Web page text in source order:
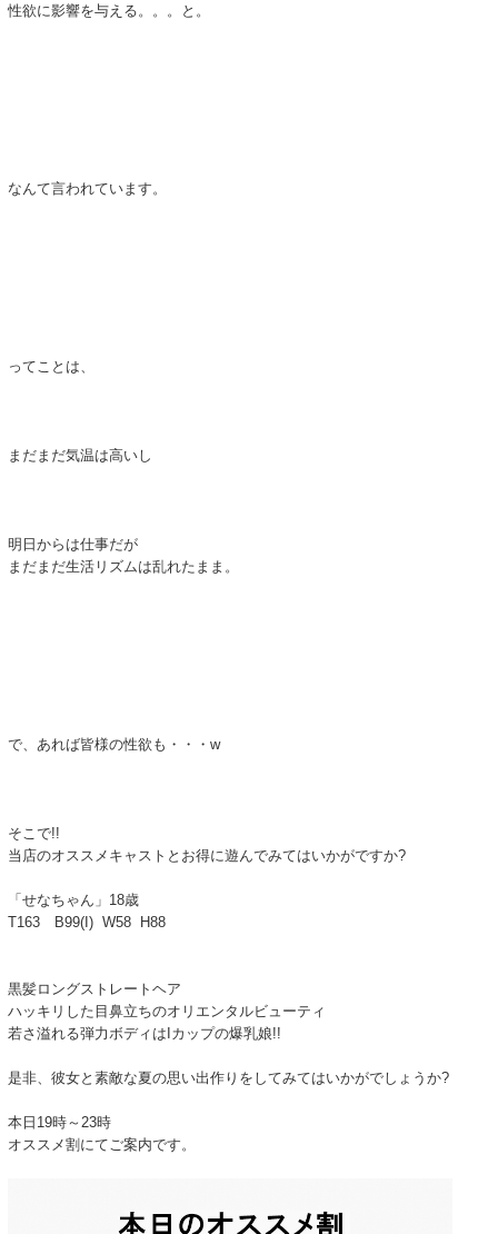
性欲に影響を与える。。。と。
なんて言われています。
ってことは、
まだまだ気温は高いし
明日からは仕事だが
まだまだ生活リズムは乱れたまま。
で、あれば皆様の性欲も・・・w
そこで!!
当店のオススメキャストとお得に遊んでみてはいかがですか?
「せなちゃん」18歳
T163 B99(I) W58 H88
黒髪ロングストレートヘア
ハッキリした目鼻立ちのオリエンタルビューティ
若さ溢れる弾力ボディはIカップの爆乳娘!!
是非、彼女と素敵な夏の思い出作りをしてみてはいかがでしょうか?
本日19時～23時
オススメ割にてご案内です。